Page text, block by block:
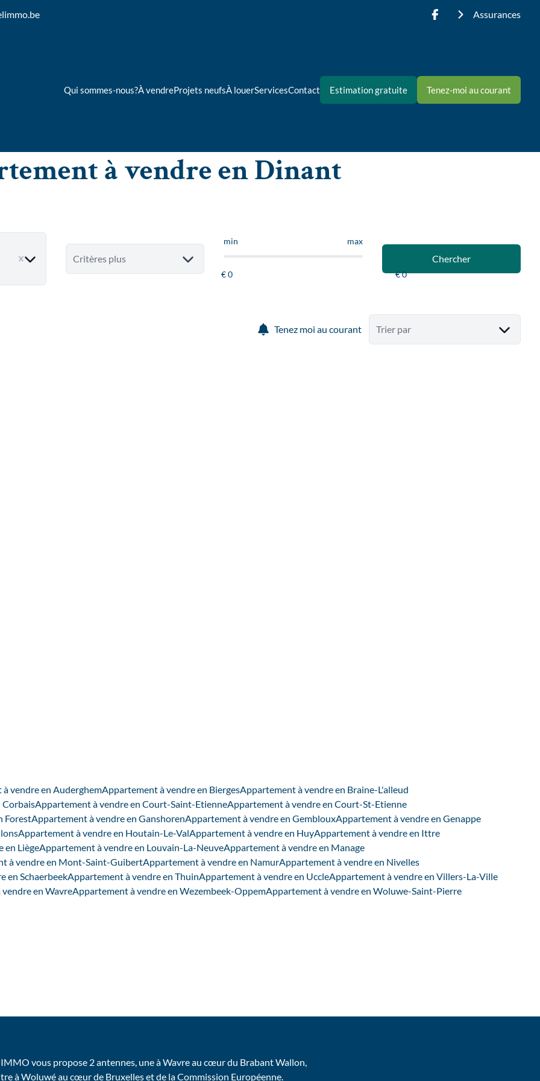
Assurances
Qui sommes-nous?À vendreProjets neufsÀ louerServicesContact Estimation gratuite Tenez-moi au courant
à vendre en Dinant
Critères plus
min max
Chercher
Tenez moi au courant Trier par
vendre en AuderghemAppartement à vendre en BiergesAppartement à vendre en Braine-L'alleud
CorbaisAppartement à vendre en Court-Saint-EtienneAppartement à vendre en Court-St-Etienne
ForestAppartement à vendre en GanshorenAppartement à vendre en GemblouxAppartement à vendre en Genappe
Appartement à vendre en Houtain-Le-ValAppartement à vendre en HuyAppartement à vendre en Ittre
en LiègeAppartement à vendre en Louvain-La-NeuveAppartement à vendre en Manage
à vendre en Mont-Saint-GuibertAppartement à vendre en NamurAppartement à vendre en Nivelles
en SchaerbeekAppartement à vendre en ThuinAppartement à vendre en UccleAppartement à vendre en Villers-La-Ville
en WavreAppartement à vendre en Wezembeek-OppemAppartement à vendre en Woluwe-Saint-Pierre
vous propose 2 antennes, une à Wavre au cœur du Brabant Wallon,
à Woluwé au cœur de Bruxelles et de la Commission Européenne.